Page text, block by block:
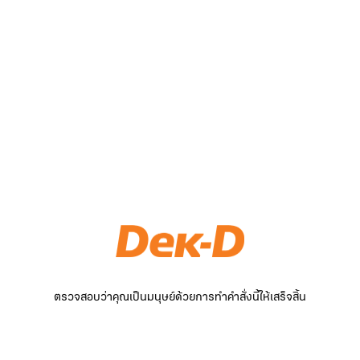
ตรวจสอบว่าคุณเป็นมนุษย์ด้วยการทำคำสั่งนี้ให้เสร็จสิ้น